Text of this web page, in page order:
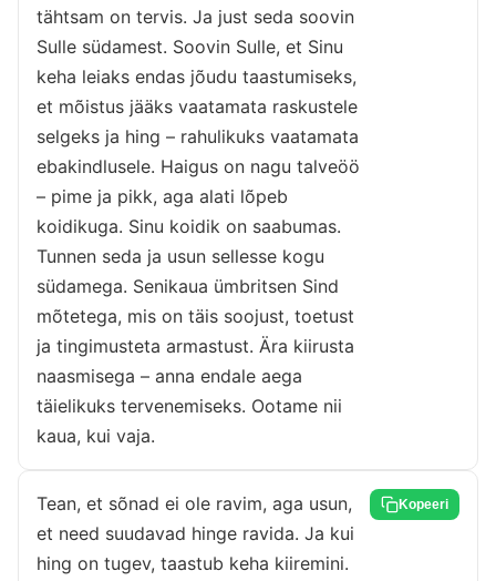
tähtsam on tervis. Ja just seda soovin
Sulle südamest. Soovin Sulle, et Sinu
keha leiaks endas jõudu taastumiseks,
et mõistus jääks vaatamata raskustele
selgeks ja hing – rahulikuks vaatamata
ebakindlusele. Haigus on nagu talveöö
– pime ja pikk, aga alati lõpeb
koidikuga. Sinu koidik on saabumas.
Tunnen seda ja usun sellesse kogu
südamega. Senikaua ümbritsen Sind
mõtetega, mis on täis soojust, toetust
ja tingimusteta armastust. Ära kiirusta
naasmisega – anna endale aega
täielikuks tervenemiseks. Ootame nii
kaua, kui vaja.
Tean, et sõnad ei ole ravim, aga usun,
et need suudavad hinge ravida. Ja kui
hing on tugev, taastub keha kiiremini.
Kopeeri